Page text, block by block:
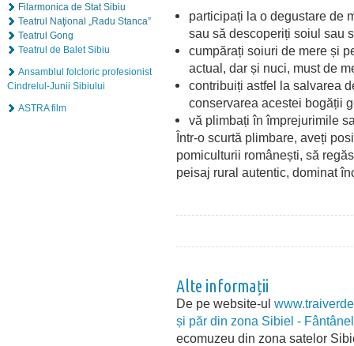
Filarmonica de Stat Sibiu
Teatrul Naţional „Radu Stanca”
Teatrul Gong
Teatrul de Balet Sibiu
Ansamblul folcloric profesionist
Cindrelul-Junii Sibiului
ASTRA film
participați la o degustare de
sau să descoperiți soiul sau
cumpărați soiuri de mere și
actual, dar și nuci, must de
contribuiți astfel la salvarea
conservarea acestei bogății
vă plimbați în împrejurimile
Într-o scurtă plimbare, aveți
pomiculturii românești, să
peisaj rural autentic, dominat
Alte informații
De pe website-ul
și păr din zona Sibiel -
ecomuzeu din zona satelor